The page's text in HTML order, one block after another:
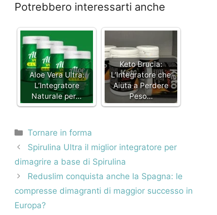
Potrebbero interessarti anche
Aloe Vera Ultra:
L’Integratore
Naturale per…
Keto Brucia:
L’Integratore che
Aiuta a Perdere
Peso…
Categorie
Tornare in forma
Navigazione
articolo
Spirulina Ultra il miglior integratore per
dimagrire a base di Spirulina
Reduslim conquista anche la Spagna: le
compresse dimagranti di maggior successo in
Europa?